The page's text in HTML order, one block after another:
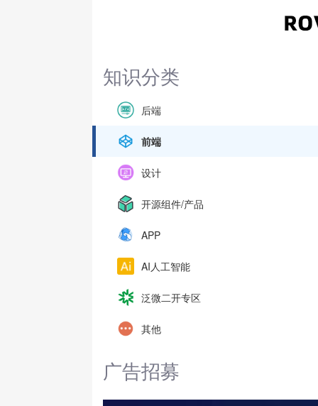
知识分类
后端
前端
设计
开源组件/产品
APP
AI人工智能
泛微二开专区
其他
广告招募